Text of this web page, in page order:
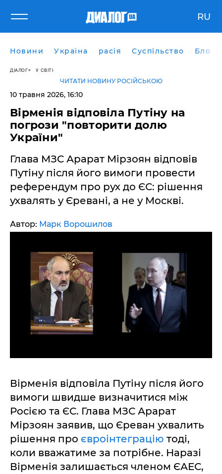
RU
Новини Україна расія Суспільство Блоги
ДІАЛОГ У СВІТІ
ЧИТАТИ НОВИНУ РОСІЙСЬКОЮ
10 травня 2026, 16:10
​Вірменія відповіла Путіну на
погрози "повторити долю
України"
Глава МЗС Арарат Мірзоян відповів
Путіну після його вимоги провести
референдум про рух до ЄС: рішення
ухвалять у Єревані, а не у Москві.
Автор: Марк Ворошилов
Вірменія відповіла Путіну після його
вимоги швидше визначитися між
Росією та ЄС. Глава МЗС Арарат
Мірзоян заявив, що Єреван ухвалить
рішення про євроінтеграцію тоді,
коли вважатиме за потрібне. Наразі
Вірменія залишається членом ЄАЕС,